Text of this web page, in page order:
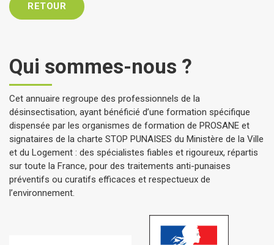
RETOUR
Qui sommes-nous ?
Cet annuaire regroupe des professionnels de la
désinsectisation, ayant bénéficié d’une formation spécifique
dispensée par les organismes de formation de PROSANE et
signataires de la charte STOP PUNAISES du Ministère de la Ville
et du Logement : des spécialistes fiables et rigoureux, répartis
sur toute la France, pour des traitements anti-punaises
préventifs ou curatifs efficaces et respectueux de
l’environnement.